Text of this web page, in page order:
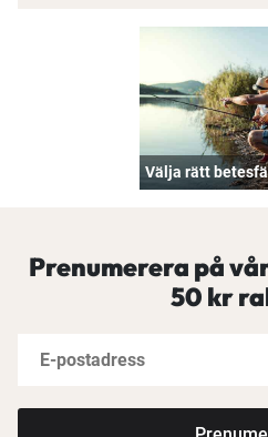
Välja rätt
Prenumerera på
50 kr